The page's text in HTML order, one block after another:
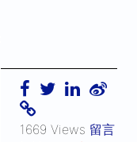
1669 Views 留言